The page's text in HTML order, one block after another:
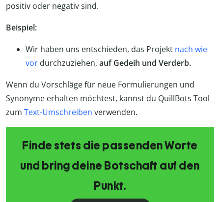
positiv oder negativ sind.
Beispiel:
Wir haben uns entschieden, das Projekt nach wie
vor durchzuziehen, auf Gedeih und Verderb.
Wenn du Vorschläge für neue Formulierungen und
Synonyme erhalten möchtest, kannst du QuillBots Tool
zum Text-Umschreiben verwenden.
Finde stets die passenden Worte
und bring deine Botschaft auf den
Punkt.